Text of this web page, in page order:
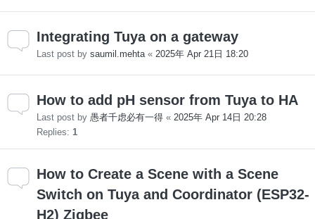
Integrating Tuya on a gateway
Last post by saumil.mehta « 2025年 Apr 21日 18:20
How to add pH sensor from Tuya to HA
Last post by 愚者千虑必有一得 « 2025年 Apr 14日 20:28
Replies: 1
How to Create a Scene with a Scene
Switch on Tuya and Coordinator (ESP32-
H2) Zigbee